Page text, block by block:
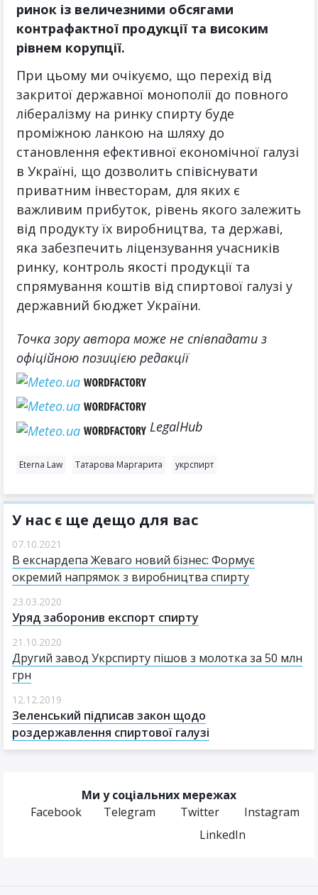
ринок із величезними обсягами
контрафактної продукції та високим
рівнем корупції.
При цьому ми очікуємо, що перехід від
закритої державної монополії до повного
лібералізму на ринку спирту буде
проміжною ланкою на шляху до
становлення ефективної економічної галузі
в Україні, що дозволить співіснувати
приватним інвесторам, для яких є
важливим прибуток, рівень якого залежить
від продукту їх виробництва, та державі,
яка забезпечить ліцензування учасників
ринку, контроль якості продукції та
спрямування коштів від спиртової галузі у
державний бюджет України.
Точка зору автора може не співпадати з
офіційною позицією редакції
LegalHub
Eterna Law Татарова Маргарита укрспирт
У нас є ще дещо для вас
07.10.2021
В екснардепа Жеваго новий бізнес: Формує
окремий напрямок з виробництва спирту
23.03.2020
Уряд заборонив експорт спирту
21.10.2020
Другий завод Укрспирту пішов з молотка за 50 млн
грн
12.12.2019
Зеленський підписав закон щодо
роздержавлення спиртової галузі
Ми у соціальних мережах
Facebook
Telegram Twitter
Instagram
LinkedIn